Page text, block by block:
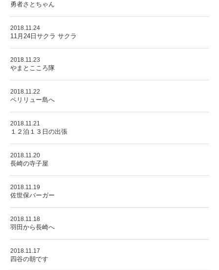
勇者さとちゃん
2018.11.24
11月24日サクラ サクラ
2018.11.23
やまとこころ隊
2018.11.22
ペリリュー島へ
2018.11.21
１２泊１３日の出張
2018.11.20
長崎の寺子屋
2018.11.19
佐世保バーガー
2018.11.18
羽田から長崎へ
2018.11.17
四谷の朝です